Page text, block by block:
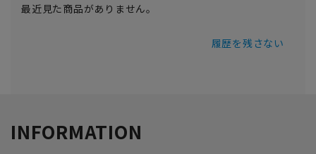
最近見た商品がありません。
履歴を残さない
INFORMATION